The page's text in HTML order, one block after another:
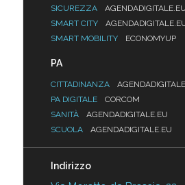
SICUREZZA
AGENDADIGITALE.EU
SMART CITY
SMART MOBILITY
ECONOMYUP
PA
CITTADINANZA
PA DIGITALE
CORCOM
SANITÀ
AGENDADIGITALE.EU
SCUOLA
AGENDADIGITALE.EU
Indirizzo